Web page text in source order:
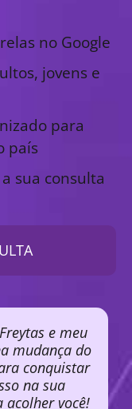
no Google
jovens e
para
país
sua consulta
e meu
mudança do
conquistar
na sua
acolher você!